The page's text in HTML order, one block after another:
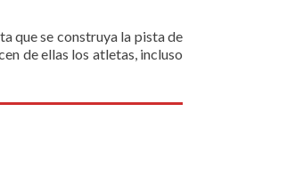
que se construya la pista de
de ellas los atletas, incluso